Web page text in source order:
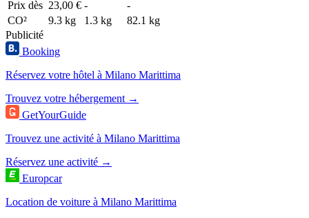
Prix dès 23,00 € -
-
CO²
9.3 kg 1.3 kg
82.1 kg
Publicité
Booking
Réservez votre hôtel à Milano Marittima
Trouvez votre hébergement →
GetYourGuide
Trouvez une activité à Milano Marittima
Réservez une activité →
Europcar
Location de voiture à Milano Marittima